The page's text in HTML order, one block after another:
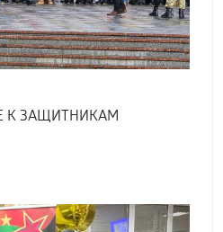
К ЗАЩИТНИКАМ